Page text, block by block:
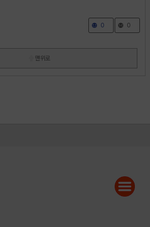
0 0
맨 위로